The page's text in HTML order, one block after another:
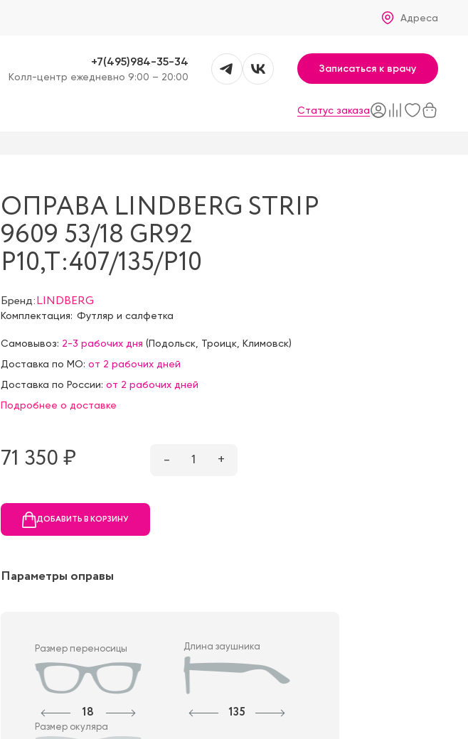
Адреса
+7(495)984-35-34
Kолл-центр ежедневно 9:00 – 20:00
Записаться к врачу
Статус заказа
ОПРАВА LINDBERG STRIP
9609 53/18 GR92
P10,T:407/135/P10
Бренд:LINDBERG
Комплектация: Футляр и салфетка
Самовывоз: 2-3 рабочих дня (Подольск, Троицк, Климовск)
Доставка по МО: от 2 рабочих дней
Доставка по России: от 2 рабочих дней
Подробнее о доставке
71 350 ₷ – 1 +
ДОБАВИТЬ В КОРЗИНУ
Параметры оправы
Размер переносицы
18
Длина заушника
135
Размер окуляра